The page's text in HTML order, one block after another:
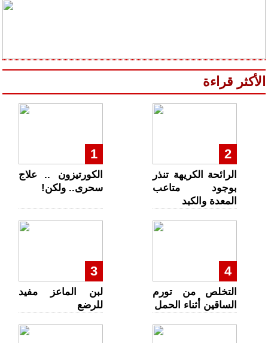
الأكثر قراءة
1
الكورتيزون .. علاج
سحرى.. ولكن!
2
الرائحة الكريهة تنذر
بوجود متاعب
المعدة والكبد
3
لبن الماعز مفيد
للرضع
4
التخلص من تورم
الساقين أثناء الحمل